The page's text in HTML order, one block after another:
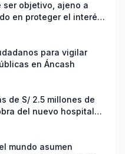
ser objetivo, ajeno a
en proteger el interés
para vigilar
en Áncash
de S/ 2.5 millones de
del nuevo hospital
mundo asumen